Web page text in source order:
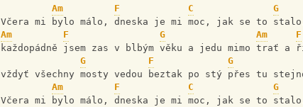
Am F C
G
Včera mi bylo málo, dneska je mi moc, jak se to
Am
F G Am F
každopádně jsem zas v blbým věku a jedu mimo trať
G
F G
vždyť všechny mosty vedou beztak po stý přes tu
Am
F C
G
Včera mi bylo málo, dneska je mi moc, jak se to